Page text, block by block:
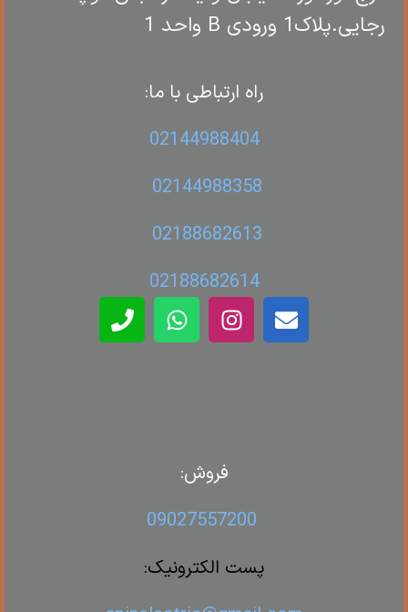
رجایی.پلاک1 ورودی B واحد 1
راه ارتباطی با ما:
02144988404
02144988358
02188682613
02188682614
فروش:
09027557200
پست الکترونیک: